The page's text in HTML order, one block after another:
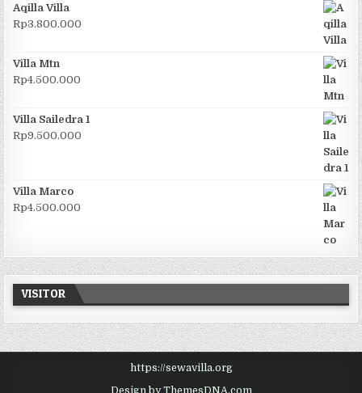
Aqilla Villa
Rp3.800.000
Villa Mtn
Rp4.500.000
Villa Sailedra 1
Rp9.500.000
Villa Marco
Rp4.500.000
VISITOR
https://sewavilla.org
Design by ThemesDNA.com